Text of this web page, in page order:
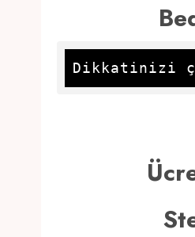
Dikkatinizi